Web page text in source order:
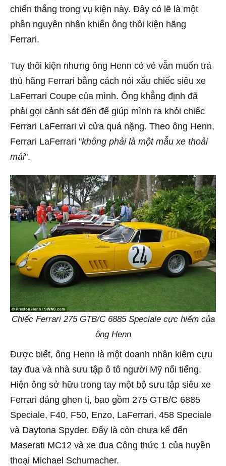
chiến thắng trong vụ kiện này. Đây có lẽ là một
phần nguyên nhân khiến ông thôi kiện hãng
Ferrari.
Tuy thôi kiện nhưng ông Henn có vẻ vẫn muốn trả
thù hãng Ferrari bằng cách nói xấu chiếc siêu xe
LaFerrari Coupe của mình. Ông khẳng định đã
phải gọi cảnh sát đến để giúp mình ra khỏi chiếc
Ferrari LaFerrari vì cửa quá nặng. Theo ông Henn,
Ferrari LaFerrari "không phải là một mẫu xe thoải
mái".
Chiếc Ferrari 275 GTB/C 6885 Speciale cực hiếm của
ông Henn
Được biết, ông Henn là một doanh nhân kiêm cựu
tay đua và nhà sưu tập ô tô người Mỹ nổi tiếng.
Hiện ông sở hữu trong tay một bộ sưu tập siêu xe
Ferrari đáng ghen tị, bao gồm 275 GTB/C 6885
Speciale, F40, F50, Enzo, LaFerrari, 458 Speciale
và Daytona Spyder. Đấy là còn chưa kể đến
Maserati MC12 và xe đua Công thức 1 của huyền
thoại Michael Schumacher.